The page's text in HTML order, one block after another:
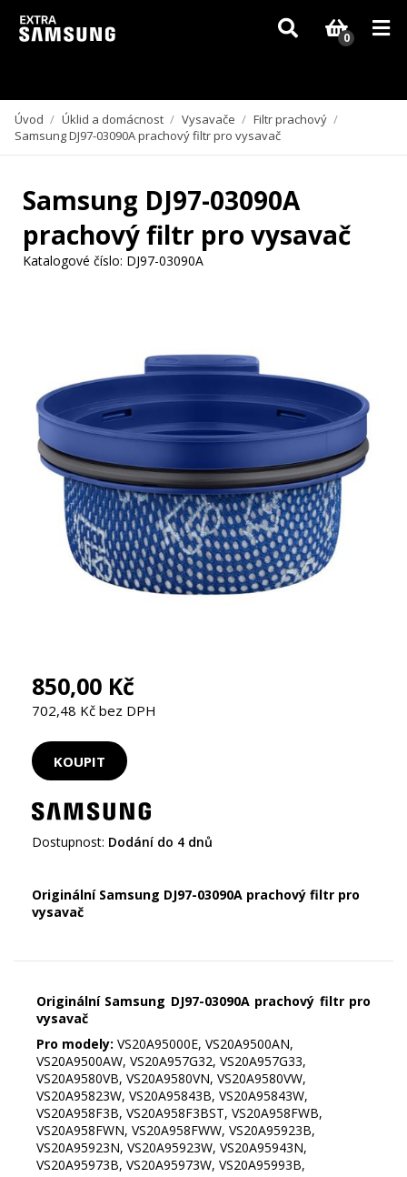
Vzhledem k aktuální situaci se může dodání dílů, které nejsou skladem,
zpozdit. Děkujeme za pochopení.
0
Úvod / Úklid a domácnost / Vysavače / Filtr prachový /
Samsung DJ97-03090A prachový filtr pro vysavač
Samsung DJ97-03090A
prachový filtr pro vysavač
Katalogové číslo: DJ97-03090A
850,00 Kč
702,48 Kč bez DPH
Dostupnost: Dodání do 4 dnů
Originální Samsung DJ97-03090A prachový filtr pro
vysavač
Originální Samsung DJ97-03090A prachový filtr pro
vysavač
Pro modely: VS20A95000E, VS20A9500AN,
VS20A9500AW, VS20A957G32, VS20A957G33,
VS20A9580VB, VS20A9580VN, VS20A9580VW,
VS20A95823W, VS20A95843B, VS20A95843W,
VS20A958F3B, VS20A958F3BST, VS20A958FWB,
VS20A958FWN, VS20A958FWW, VS20A95923B,
VS20A95923N, VS20A95923W, VS20A95943N,
VS20A95973B, VS20A95973W, VS20A95993B,